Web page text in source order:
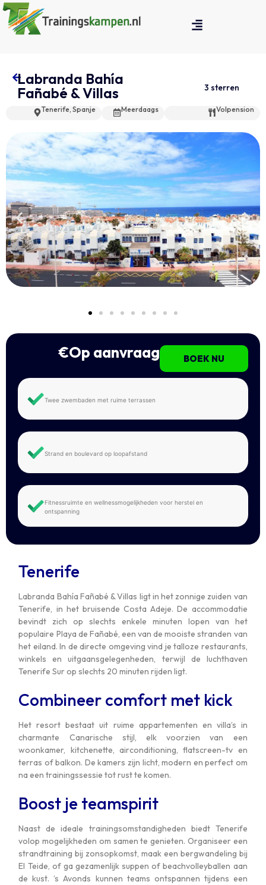
Labranda Bahía
Fañabé & Villas
3 sterren
Tenerife, Spanje Meerdaags Volpension
BOEK NU
€Op aanvraag
Twee zwembaden met ruime terrassen
Strand en boulevard op loopafstand
Fitnessruimte en wellnessmogelijkheden voor herstel en
ontspanning
Tenerife
Labranda Bahía Fañabé & Villas ligt in het zonnige zuiden van
Tenerife, in het bruisende Costa Adeje. De accommodatie
bevindt zich op slechts enkele minuten lopen van het
populaire Playa de Fañabé, een van de mooiste stranden van
het eiland. In de directe omgeving vind je talloze restaurants,
winkels en uitgaansgelegenheden, terwijl de luchthaven
Tenerife Sur op slechts 20 minuten rijden ligt.
Combineer comfort met kick
Het resort bestaat uit ruime appartementen en villa’s in
charmante Canarische stijl, elk voorzien van een
woonkamer, kitchenette, airconditioning, flatscreen-tv en
terras of balkon. De kamers zijn licht, modern en perfect om
na een trainingssessie tot rust te komen.
Boost je teamspirit
Naast de ideale trainingsomstandigheden biedt Tenerife
volop mogelijkheden om samen te genieten. Organiseer een
strandtraining bij zonsopkomst, maak een bergwandeling bij
El Teide, of ga gezamenlijk suppen of beachvolleyballen aan
de kust. ’s Avonds kunnen teams ontspannen tijdens een